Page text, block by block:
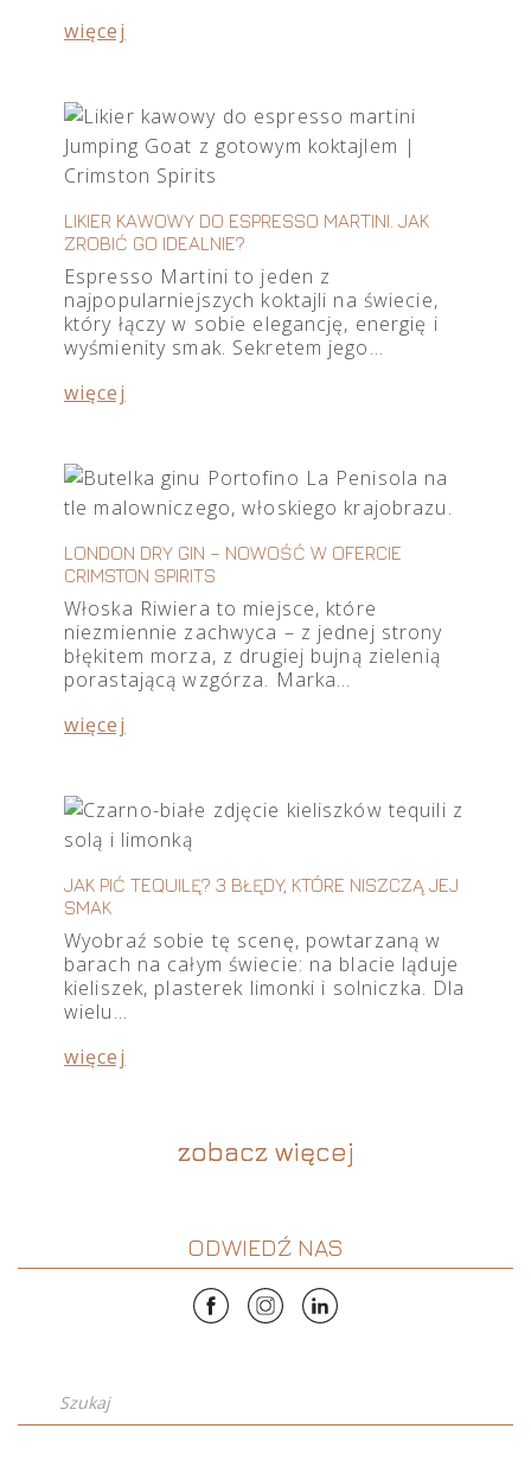
więcej
LIKIER KAWOWY DO ESPRESSO MARTINI. JAK
ZROBIĆ GO IDEALNIE?
Espresso Martini to jeden z
najpopularniejszych koktajli na świecie,
który łączy w sobie elegancję, energię i
wyśmienity smak. Sekretem jego…
więcej
LONDON DRY GIN – NOWOŚĆ W OFERCIE
CRIMSTON SPIRITS
Włoska Riwiera to miejsce, które
niezmiennie zachwyca – z jednej strony
błękitem morza, z drugiej bujną zielenią
porastającą wzgórza. Marka…
więcej
JAK PIĆ TEQUILĘ? 3 BŁĘDY, KTÓRE NISZCZĄ JEJ
SMAK
Wyobraź sobie tę scenę, powtarzaną w
barach na całym świecie: na blacie ląduje
kieliszek, plasterek limonki i solniczka. Dla
wielu…
więcej
zobacz więcej
ODWIEDŹ NAS
Szukaj